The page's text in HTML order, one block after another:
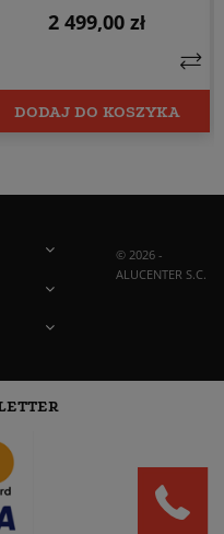
Cena
2 499,00 zł
DODAJ DO KOSZYKA
© 2026 -
ALUCENTER S.C.